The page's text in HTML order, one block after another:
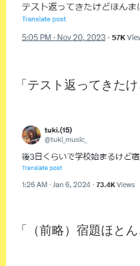
「テスト返ってきた
「（前略）宿題ほと